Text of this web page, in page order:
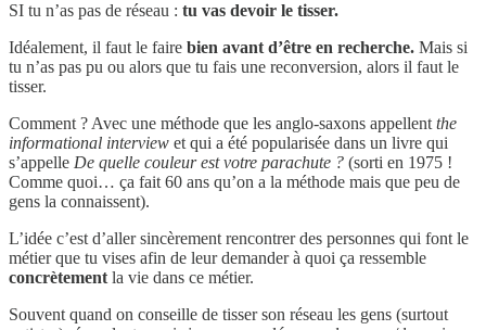
SI tu n’as pas de réseau : tu vas devoir le tisser.
Idéalement, il faut le faire bien avant d’être en recherche. Mais si
tu n’as pas pu ou alors que tu fais une reconversion, alors il faut le
tisser.
Comment ? Avec une méthode que les anglo-saxons appellent the
informational interview et qui a été popularisée dans un livre qui
s’appelle De quelle couleur est votre parachute ? (sorti en 1975 !
Comme quoi… ça fait 60 ans qu’on a la méthode mais que peu de
gens la connaissent).
L’idée c’est d’aller sincèrement rencontrer des personnes qui font le
métier que tu vises afin de leur demander à quoi ça ressemble
concrètement la vie dans ce métier.
Souvent quand on conseille de tisser son réseau les gens (surtout